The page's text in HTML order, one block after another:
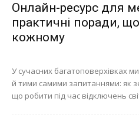
Онлайн-ресурс для
практичні поради,
кожному
У сучасних багатоповерхівках
й тими самими запитаннями: як
що робити під час відключень